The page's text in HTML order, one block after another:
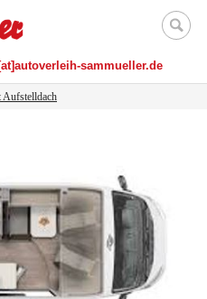
sammueller.de
Aufstelldach